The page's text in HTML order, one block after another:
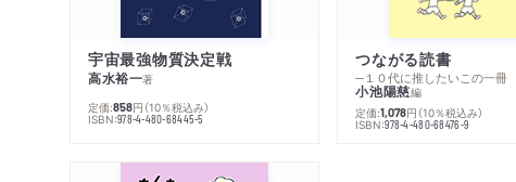
宇宙最強物質決定戦
高水裕一著
定価:858円 （10％税込み）
ISBN:978-4-480-68445-5
つながる読書
─１０代に推したいこの一冊
小池陽慈編
定価:1,078円 （10％税込み）
ISBN:978-4-480-68476-9